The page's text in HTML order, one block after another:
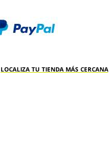
LOCALIZA TU TIENDA MÁS CERCANA